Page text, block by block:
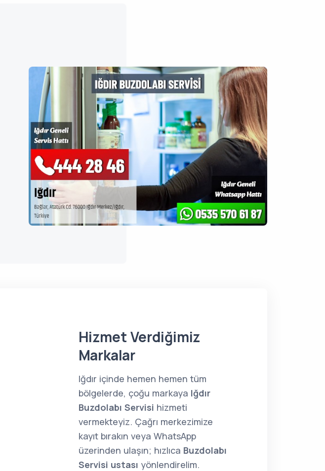
Hizmet Verdiğimiz
Markalar
Iğdır içinde hemen hemen tüm
bölgelerde, çoğu markaya Iğdır
Buzdolabı Servisi hizmeti
vermekteyiz. Çağrı merkezimize
kayıt bırakın veya WhatsApp
üzerinden ulaşın; hızlıca Buzdolabı
Servisi ustası yönlendirelim.